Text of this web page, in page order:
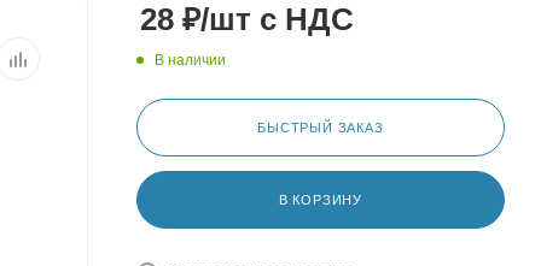
28 ₽/шт с НДС
В наличии
БЫСТРЫЙ ЗАКАЗ
В КОРЗИНУ